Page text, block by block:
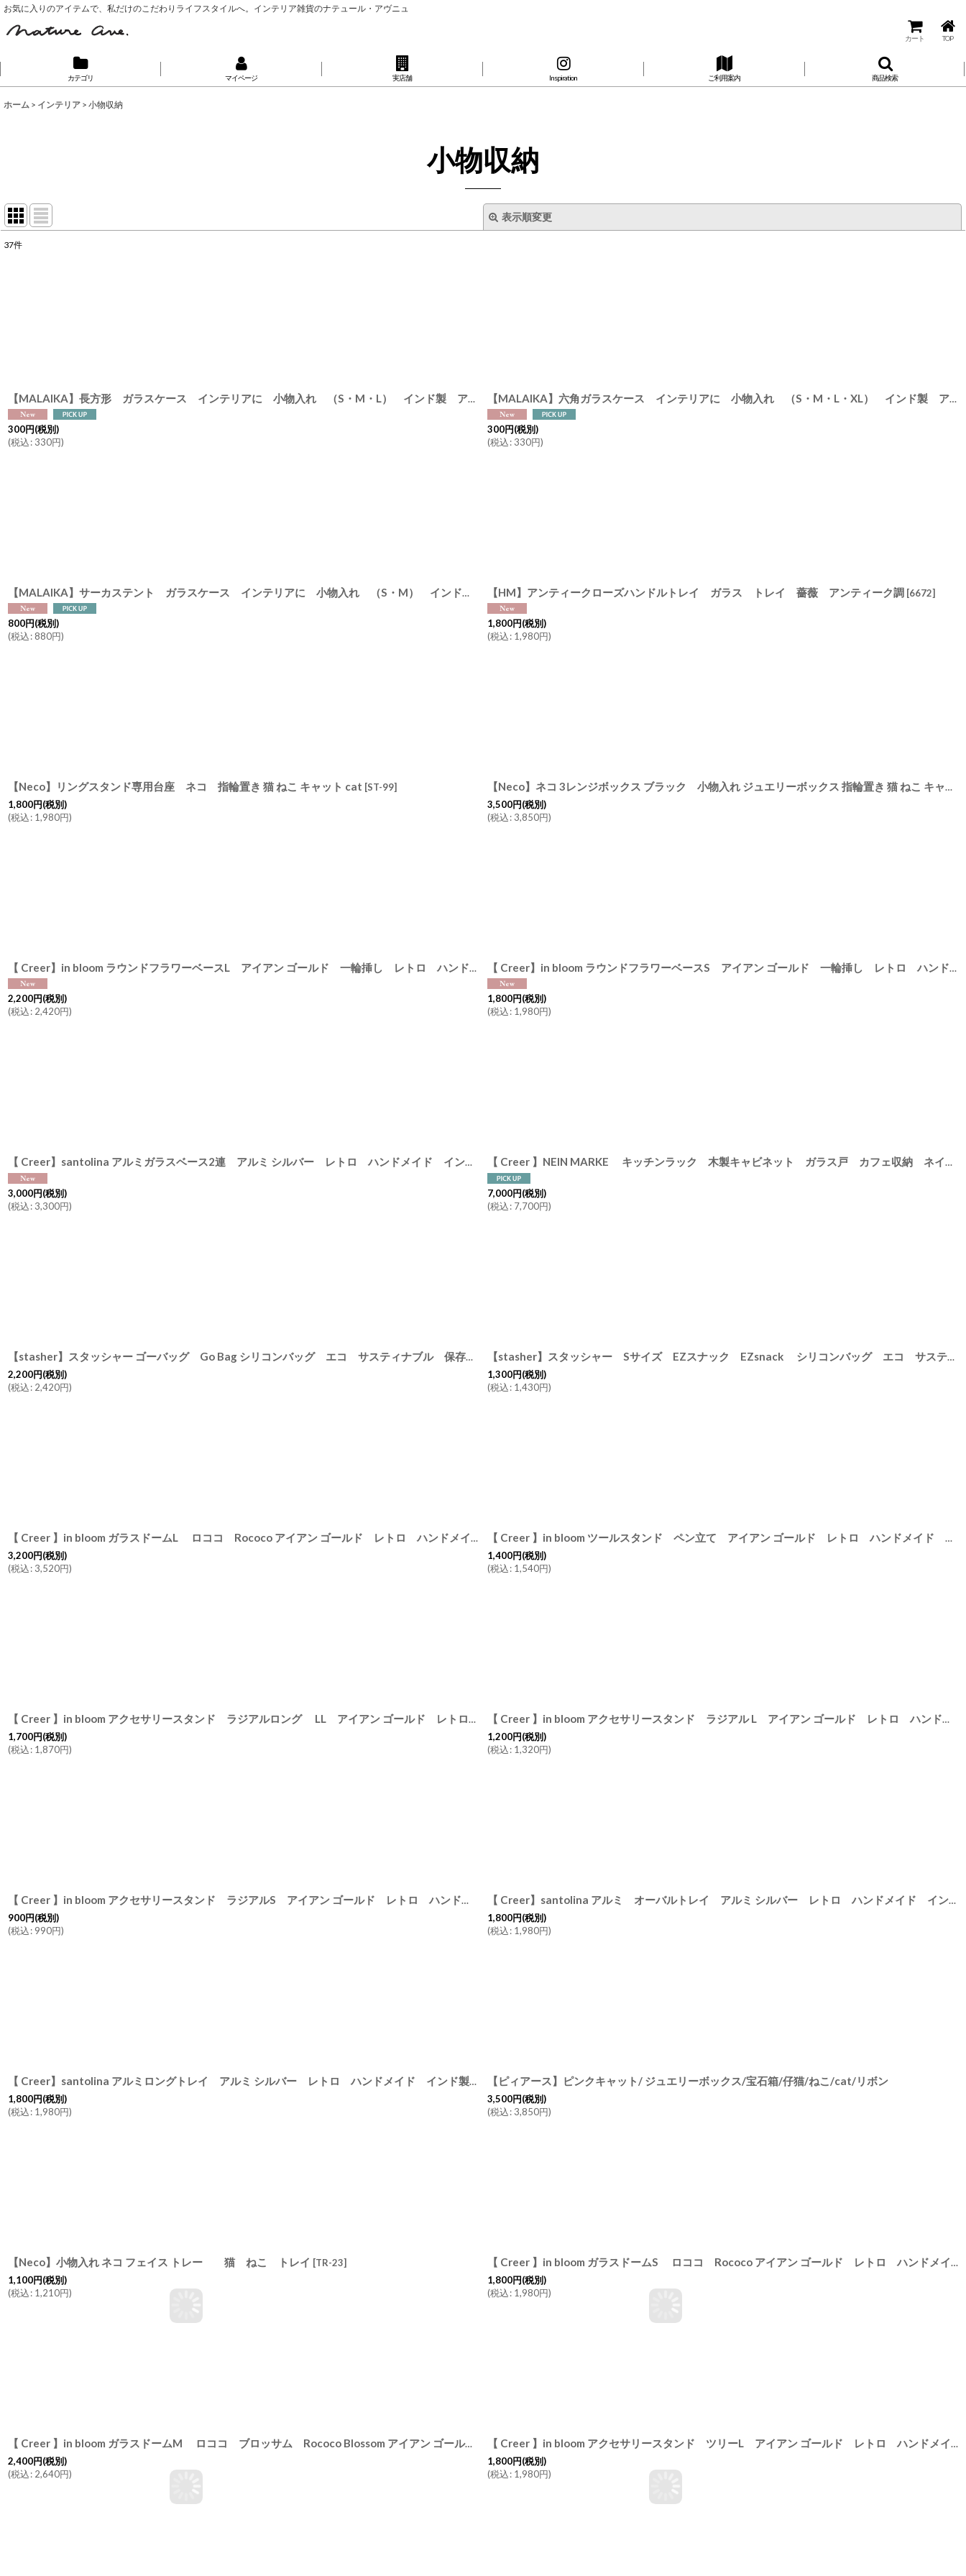
お気に入りのアイテムで、私だけのこだわりライフスタイルへ。インテリア雑貨のナテュール・アヴニュ
カート TOP
カテゴリ マイページ 実店舗 Inspiration ご利用案内 商品検索
ホーム > インテリア > 小物収納
小物収納
表示順変更
37件
【MALAIKA】長方形 ガラスケース インテリアに 小物入れ （S・M・L） インド製 アンティーク調 マライカ [BOX0002]
300円(税別)
(税込: 330円)
【MALAIKA】六角ガラスケース インテリアに 小物入れ （S・M・L・XL） インド製 アンティーク調 マライカ
300円(税別)
(税込: 330円)
【MALAIKA】サーカステント ガラスケース インテリアに 小物入れ （S・M） インド製 アンティーク調 マライカ [BOX0080]
800円(税別)
(税込: 880円)
【HM】アンティークローズハンドルトレイ ガラス トレイ 薔薇 アンティーク調 [6672]
1,800円(税別)
(税込: 1,980円)
【Neco】リングスタンド専用台座 ネコ 指輪置き 猫 ねこ キャット cat [ST-99]
1,800円(税別)
(税込: 1,980円)
【Neco】ネコ 3レンジボックス ブラック 小物入れ ジュエリーボックス 指輪置き 猫 ねこ キャット cat
3,500円(税別)
(税込: 3,850円)
【 Creer】in bloom ラウンドフラワーベースL アイアン ゴールド 一輪挿し レトロ ハンドメイド インド製 クレエ [9235-0015]
2,200円(税別)
(税込: 2,420円)
【 Creer】in bloom ラウンドフラワーベースS アイアン ゴールド 一輪挿し レトロ ハンドメイド インド製 クレエ
1,800円(税別)
(税込: 1,980円)
【 Creer】santolina アルミガラスベース2連 アルミ シルバー レトロ ハンドメイド インド製 クレエ [ 9225-0040]
3,000円(税別)
(税込: 3,300円)
【 Creer 】NEIN MARKE キッチンラック 木製キャビネット ガラス戸 カフェ収納 ネインマーケ
7,000円(税別)
(税込: 7,700円)
【stasher】スタッシャー ゴーバッグ Go Bag シリコンバッグ エコ サスティナブル 保存用器 STGO00]
2,200円(税別)
(税込: 2,420円)
【stasher】スタッシャー Sサイズ EZスナック EZsnack シリコンバッグ エコ サスティナブル 保存用器 保存 再利用 収納 低温調理 レンジ オーブン 食洗機
1,300円(税別)
(税込: 1,430円)
【 Creer 】in bloom ガラスドームL ロココ Rococo アイアン ゴールド レトロ ハンドメイド インド製 クレエ [92150005-8]
3,200円(税別)
(税込: 3,520円)
【 Creer 】in bloom ツールスタンド ペン立て アイアン ゴールド レトロ ハンドメイド インド製 クレエ
1,400円(税別)
(税込: 1,540円)
【 Creer 】in bloom アクセサリースタンド ラジアルロング LL アイアン ゴールド レトロ ハンドメイド インド製 クレエ [92050005
1,700円(税別)
(税込: 1,870円)
【 Creer 】in bloom アクセサリースタンド ラジアル L アイアン ゴールド レトロ ハンドメイド インド製 クレエ
1,200円(税別)
(税込: 1,320円)
【 Creer 】in bloom アクセサリースタンド ラジアルS アイアン ゴールド レトロ ハンドメイド インド製 クレエ [92050003]
900円(税別)
(税込: 990円)
【 Creer】santolina アルミ オーバルトレイ アルミ シルバー レトロ ハンドメイド インド製 クレエ
1,800円(税別)
(税込: 1,980円)
【 Creer】santolina アルミロングトレイ アルミ シルバー レトロ ハンドメイド インド製 クレエ [9215-0024]
1,800円(税別)
(税込: 1,980円)
【ピィアース】ピンクキャット/ ジュエリーボックス/宝石箱/仔猫/ねこ/cat/リボン
3,500円(税別)
(税込: 3,850円)
【Neco】小物入れ ネコ フェイス トレー 猫 ねこ トレイ [TR-23]
1,100円(税別)
(税込: 1,210円)
【 Creer 】in bloom ガラスドームS ロココ Rococo アイアン ゴールド レトロ ハンドメイド インド製 クレエ
1,800円(税別)
(税込: 1,980円)
【 Creer 】in bloom ガラスドームM ロココ ブロッサム Rococo Blossom アイアン ゴールド レトロ ハンドメイド インド製 クレエ [9215-M]
2,400円(税別)
(税込: 2,640円)
【 Creer 】in bloom アクセサリースタンド ツリーL アイアン ゴールド レトロ ハンドメイド インド製 クレエ
1,800円(税別)
(税込: 1,980円)